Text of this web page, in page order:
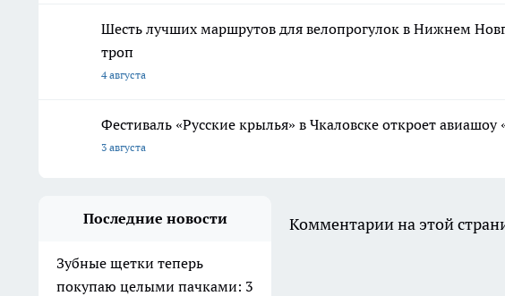
Шесть лучших маршрутов для велопрогулок в Нижнем
троп
4 августа
Фестиваль «Русские крылья» в Чкаловске откроет
3 августа
Последние новости
Зубные щетки теперь
покупаю целыми пачками: 3
Комментарии на этой